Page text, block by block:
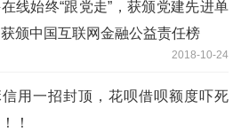
线始终“跟党走”，获颁党建先进单
颁中国互联网金融公益责任榜
2018-10-24
用一招封顶，花呗借呗额度吓死
！